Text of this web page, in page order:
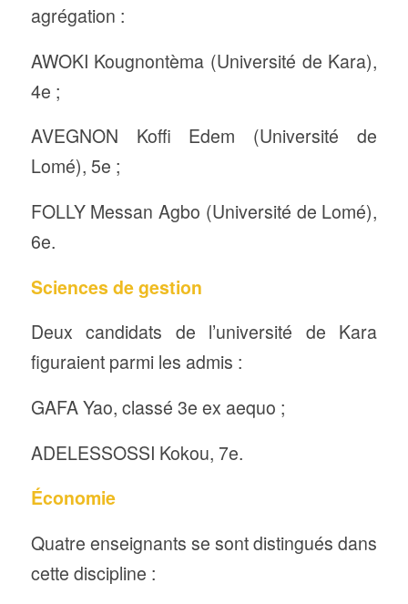
agrégation :
AWOKI Kougnontèma (Université de Kara),
4e ;
AVEGNON Koffi Edem (Université de
Lomé), 5e ;
FOLLY Messan Agbo (Université de Lomé),
6e.
Sciences de gestion
Deux candidats de l’université de Kara
figuraient parmi les admis :
GAFA Yao, classé 3e ex aequo ;
ADELESSOSSI Kokou, 7e.
Économie
Quatre enseignants se sont distingués dans
cette discipline :